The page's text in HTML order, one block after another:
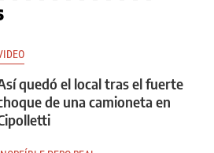
quedó el local tras el fuerte
de una camioneta en